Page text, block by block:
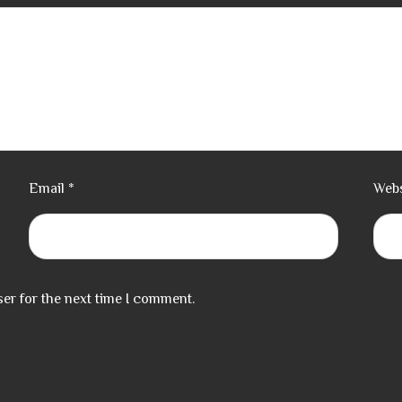
Email *
for the next time I comment.